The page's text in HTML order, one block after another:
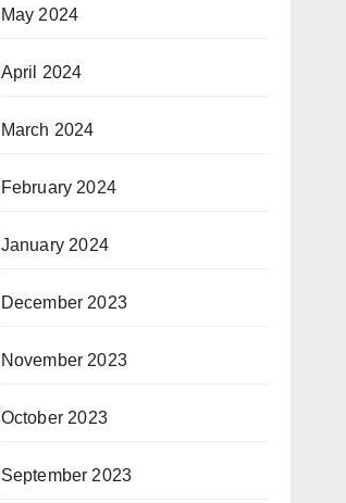
May 2024
April 2024
March 2024
February 2024
January 2024
December 2023
November 2023
October 2023
September 2023